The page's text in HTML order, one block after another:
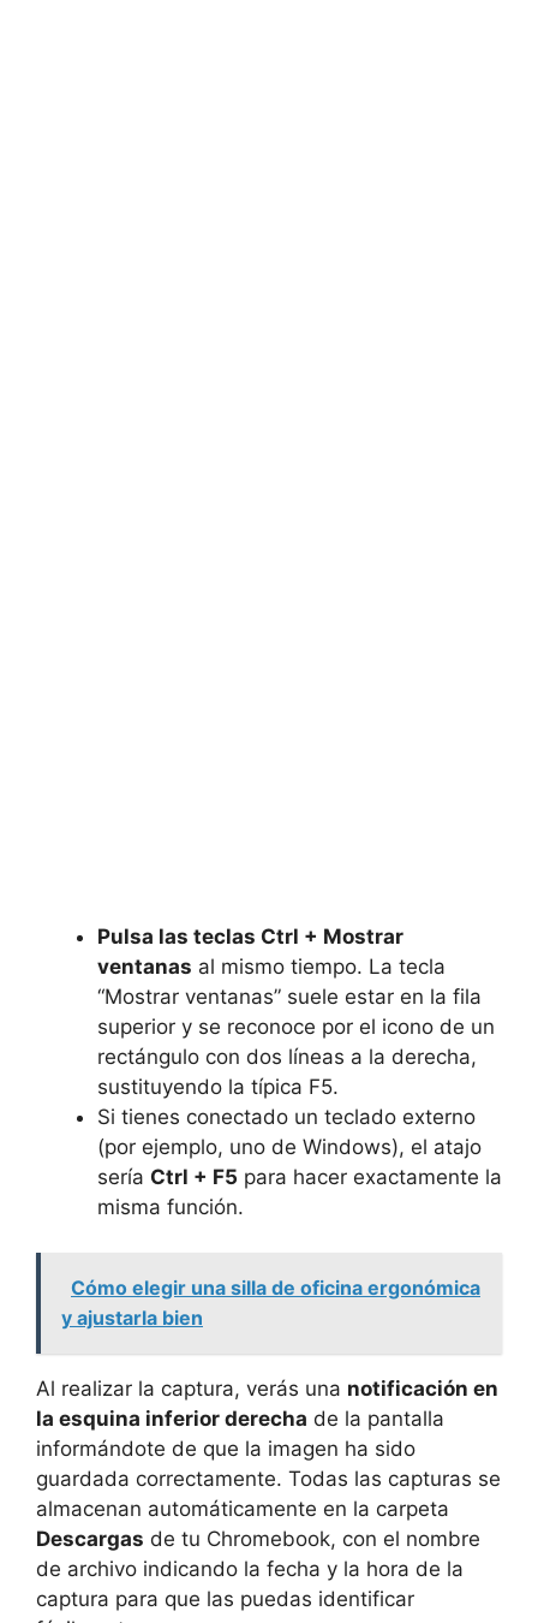
Pulsa las teclas Ctrl + Mostrar
ventanas al mismo tiempo. La tecla
“Mostrar ventanas” suele estar en la fila
superior y se reconoce por el icono de un
rectángulo con dos líneas a la derecha,
sustituyendo la típica F5.
Si tienes conectado un teclado externo
(por ejemplo, uno de Windows), el atajo
sería Ctrl + F5 para hacer exactamente la
misma función.
Cómo elegir una silla de oficina ergonómica
y ajustarla bien
Al realizar la captura, verás una notificación en
la esquina inferior derecha de la pantalla
informándote de que la imagen ha sido
guardada correctamente. Todas las capturas se
almacenan automáticamente en la carpeta
Descargas de tu Chromebook, con el nombre
de archivo indicando la fecha y la hora de la
captura para que las puedas identificar